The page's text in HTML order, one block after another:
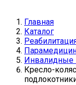
Главная
Каталог
Инвалидные
Кресло-